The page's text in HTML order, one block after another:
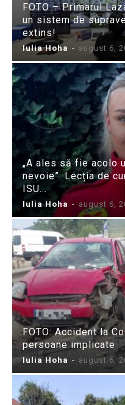
FOTO – Primarul
un sistem de
extins!
Iulia Hoha - august 6,
„A ales să fie acolo
nevoie”: Lecția de
ISU...
Iulia Hoha - august 6,
FOTO: Accident la
persoane implicate
Iulia Hoha - august 6,